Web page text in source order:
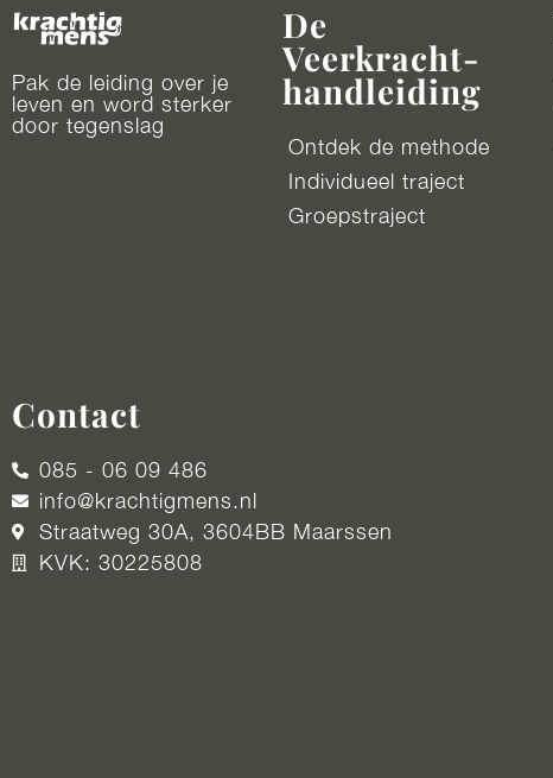
Pak de leiding over je
leven en word sterker
door tegenslag
De
Veerkracht-
handleiding
Ontdek de methode
Individueel traject
Groepstraject
Contact
085 - 06 09 486
info@krachtigmens.nl
Straatweg 30A, 3604BB Maarssen
KVK: 30225808